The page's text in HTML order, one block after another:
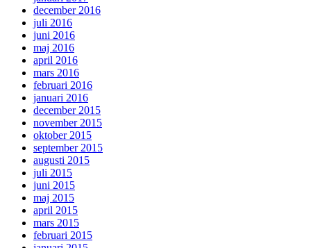
december 2016
juli 2016
juni 2016
maj 2016
april 2016
mars 2016
februari 2016
januari 2016
december 2015
november 2015
oktober 2015
september 2015
augusti 2015
juli 2015
juni 2015
maj 2015
april 2015
mars 2015
februari 2015